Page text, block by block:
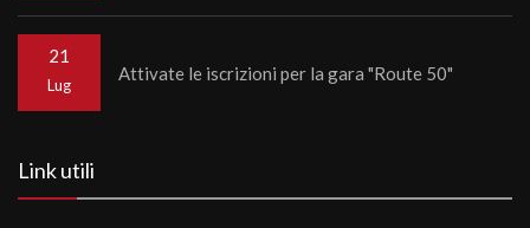
21
Lug
Attivate le iscrizioni per la gara "Route 50"
Link utili